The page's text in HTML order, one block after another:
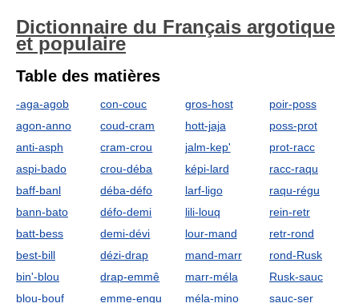
Dictionnaire du Français argotique
et populaire
Table des matières
-aga-agob
agon-anno
anti-asph
aspi-bado
baff-banl
bann-bato
batt-bess
best-bill
bin'-blou
blou-bouf
con-couc
coud-cram
cram-crou
crou-déba
déba-défo
défo-demi
demi-dévi
dézi-drap
drap-emmê
emme-engu
gros-host
hott-jaja
jalm-kep'
képi-lard
larf-ligo
lili-louq
lour-mand
mand-marr
marr-méla
méla-mino
poir-poss
poss-prot
prot-racc
racc-raqu
raqu-régu
rein-retr
retr-rond
rond-Rusk
Rusk-sauc
sauc-ser